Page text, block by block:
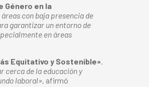
Género en la
con baja presencia de
garantizar un entorno de
en áreas
Equitativo y Sostenible»
cerca de la educación y
laboral», afirmó